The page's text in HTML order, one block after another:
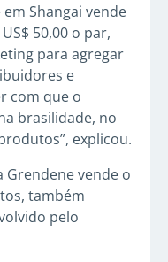
Shangai vende
50,00 o par,
para agregar
e
com que o
brasilidade, no
explicou.
Grendene vende o
também
pelo